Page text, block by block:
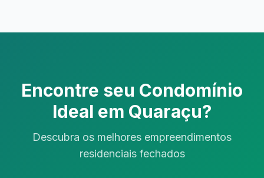
Encontre seu Condomínio
Ideal em Quaraçu?
Descubra os melhores empreendimentos
residenciais fechados